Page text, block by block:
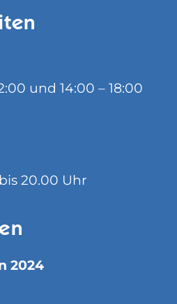
und 14:00 – 18:00
20.00 Uhr
2024